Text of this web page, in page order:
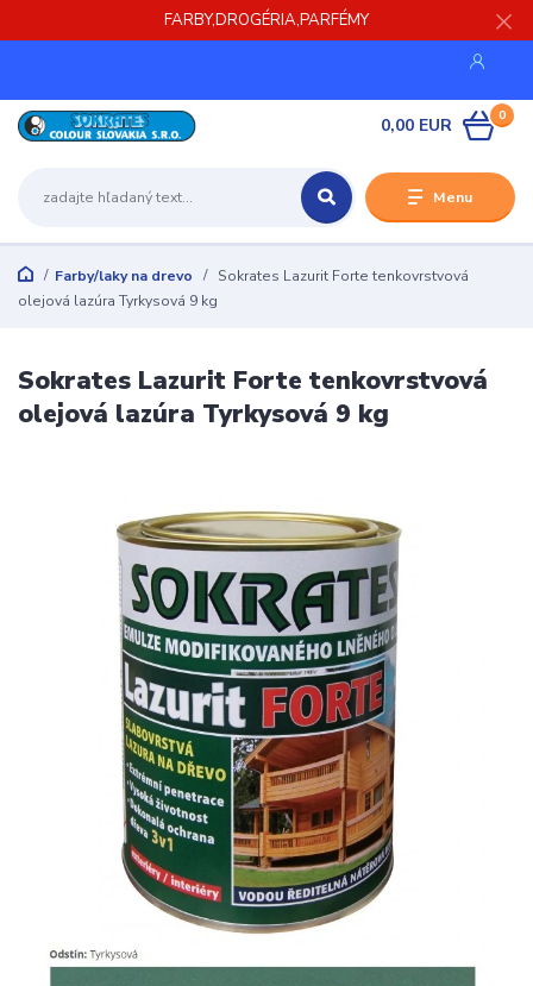
FARBY,DROGÉRIA,PARFÉMY
Menu
0
0,00 EUR
Farby/laky na drevo
Sokrates Lazurit Forte tenkovrstvová
olejová lazúra Tyrkysová 9 kg
Sokrates Lazurit Forte tenkovrstvová
olejová lazúra Tyrkysová 9 kg